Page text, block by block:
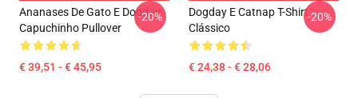
Ananases De Gato E Dogday
Capuchinho Pullover
€ 39,51 - € 45,95
-20%
Dogday E Catnap T-Shirt
Clássico
€ 24,38 - € 28,06
-20%